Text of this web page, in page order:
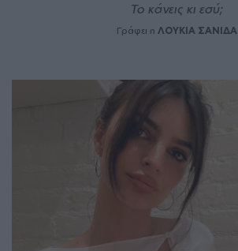
Το κάνεις κι εσύ;
Γράφει η ΛΟΥΚΙΑ ΣΑΝΙΔΑ